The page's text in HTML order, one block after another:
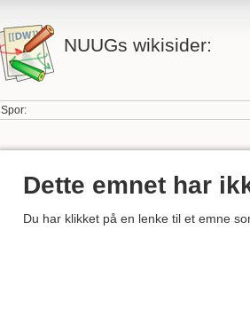
NUUGs wikisider:
Spor:
Dette emnet har
Du har klikket på en lenke til et emne